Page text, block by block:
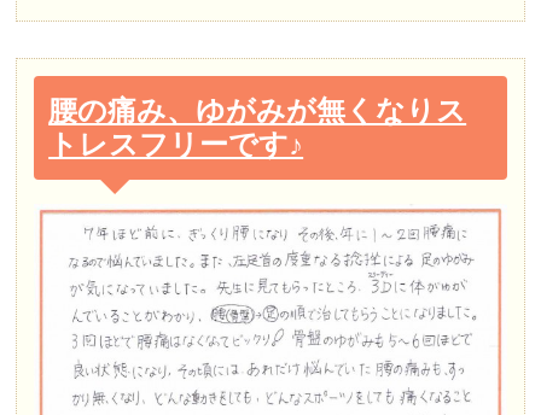
腰の痛み、ゆがみが無くなりス
トレスフリーです♪